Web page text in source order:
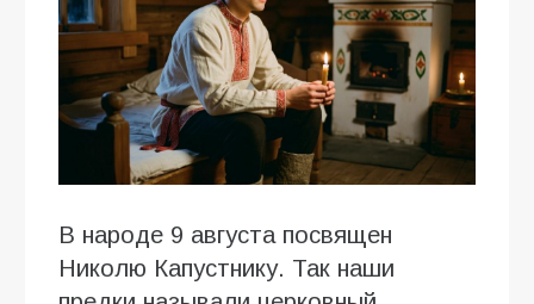
В народе 9 августа посвящен
Николю Капустнику. Так наши